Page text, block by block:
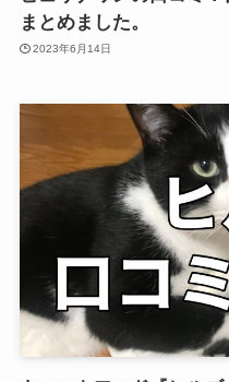
まとめました。
2023年6月14日